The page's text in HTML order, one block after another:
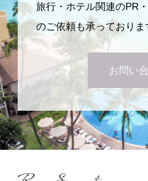
旅行・ホテル関連のPR
のご依頼も承っておりま
お問い